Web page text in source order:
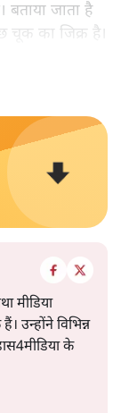
जाता है
चूक का जिक्र है।
मीडिया
उन्होंने विभिन्न
के